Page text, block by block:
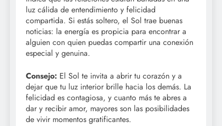
luz cálida de entendimiento y felicidad
compartida. Si estás soltero, el Sol trae buenas
noticias: la energía es propicia para encontrar a
alguien con quien puedas compartir una conexión
especial y genuina.
Consejo: El Sol te invita a abrir tu corazón y a
dejar que tu luz interior brille hacia los demás. La
felicidad es contagiosa, y cuanto más te abres a
dar y recibir amor, mayores son las posibilidades
de vivir momentos gratificantes.